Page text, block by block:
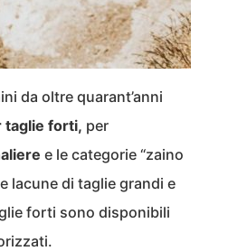
da oltre quarant’anni
taglie forti, per
e le categorie “zaino
lacune di taglie grandi e
forti sono disponibili